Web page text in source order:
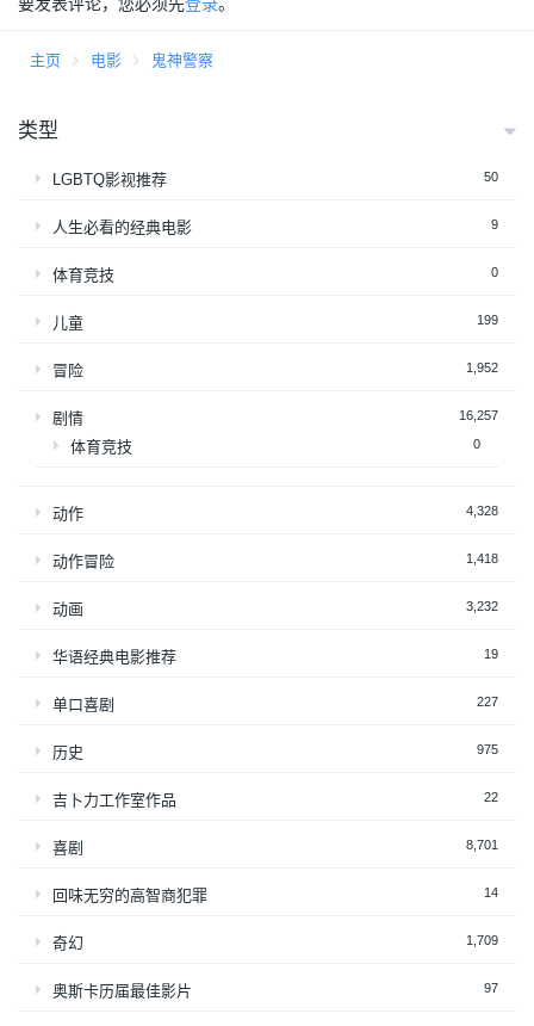
主页 电影 鬼神警察
类型
LGBTQ影视推荐 50
人生必看的经典电影 9
体育竞技 0
儿童 199
冒险 1,952
剧情 16,257
体育竞技 0
动作 4,328
动作冒险 1,418
动画 3,232
华语经典电影推荐 19
单口喜剧 227
历史 975
吉卜力工作室作品 22
喜剧 8,701
回味无穷的高智商犯罪 14
奇幻 1,709
奥斯卡历届最佳影片 97